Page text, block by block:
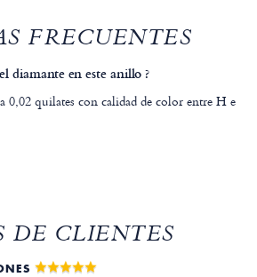
FRECUENTES
diamante en este anillo ?
0,02 quilates con calidad de color entre H e
DE CLIENTES